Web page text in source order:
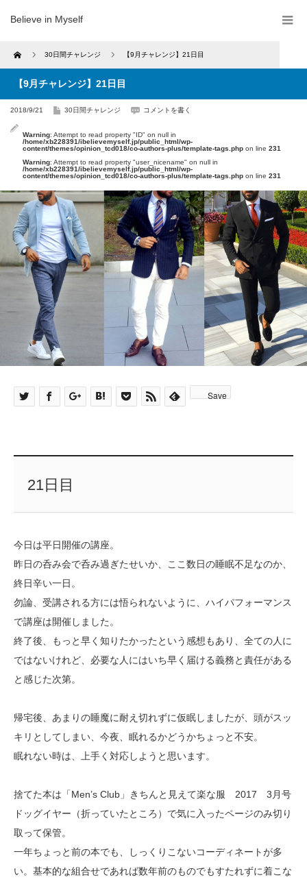
Believe in Myself
Home 30日間チャレンジ 【9月チャレンジ】21日目
【9月チャレンジ】21日目
2018/9/21 30日間チャレンジ コメントを書く
Warning: Attempt to read property "ID" on null in
/home/xb228391/ibelievemyself.jp/public_html/wp-
content/themes/opinion_tcd018/co-authors-plus/template-tags.php on line 231
Warning: Attempt to read property "user_nicename" on null in
/home/xb228391/ibelievemyself.jp/public_html/wp-
content/themes/opinion_tcd018/co-authors-plus/template-tags.php on line 231
Save
21日目
今日は平日開催の講座。
昨日の呑み会で呑み過ぎたせいか、ここ数日の睡眠不足なのか、
終日辛い一日。
勿論、受講される方には悟られないように、ハイパフォーマンス
で講座は開催しました。
終了後、もっと早く知りたかったという感想もあり、全ての人に
ではないけれど、必要な人にはいち早く届ける義務と責任がある
と感じた次第。
帰宅後、あまりの睡魔に耐え切れずに仮眠しましたが、頭がスッ
キリとしてしまい、今夜、眠れるかどうかちょっと不安。
眠れない時は、上手く対応しようと思います。
捨てた本は「Men’s Club」きちんと見えて楽な服 2017 3月号
ドッグイヤー（折っていたところ）で気に入ったページのみ切り
取って保管。
一年ちょっと前の本でも、しっくりこないコーディネートが多
い。基本的な組合せであれば数年前のものでもすたれずに着こな